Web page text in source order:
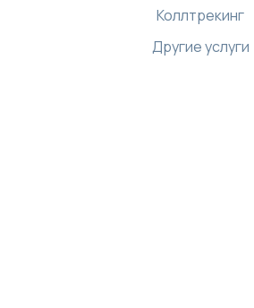
Коллтрекинг
Другие услуги